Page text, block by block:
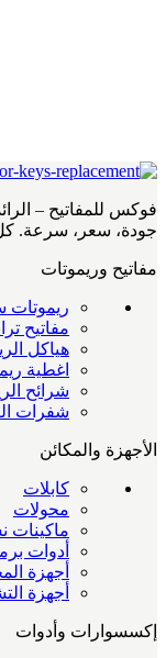
فوكس للمفاتيح –
جودة، سعر، سرعة.
مفاتيح وريموتات
ريموتات
مفاتيح
هياكل
اغطية
شرائح
شفرات
الأجهزة والمكائن
كابلات
محولات
ماكينات
أدوات
أجهزة
أجهزة
إكسسوارات وأدوات